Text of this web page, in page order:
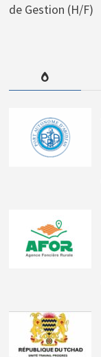
de Gestion (H/F)